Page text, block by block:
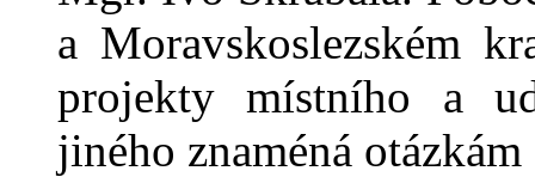
a Moravskoslezském
projekty místního a
jiného znaméná